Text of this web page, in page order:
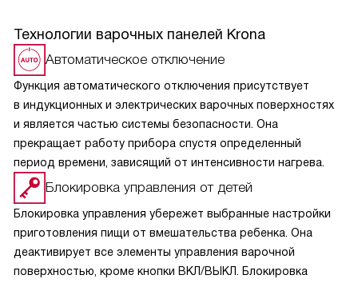
Технологии варочных панелей Krona
Автоматическое отключение
Функция автоматического отключения присутствует
в индукционных и электрических варочных поверхностях
и является частью системы безопасности. Она
прекращает работу прибора спустя определенный
период времени, зависящий от интенсивности нагрева.
Блокировка управления от детей
Блокировка управления убережет выбранные настройки
приготовления пищи от вмешательства ребенка. Она
деактивирует все элементы управления варочной
поверхностью, кроме кнопки ВКЛ/ВЫКЛ. Блокировка